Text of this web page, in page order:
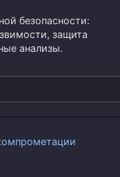
безопасности:
защита
анализы.